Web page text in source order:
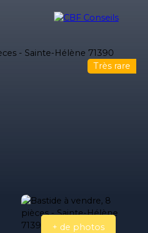
Très rare
+ de photos